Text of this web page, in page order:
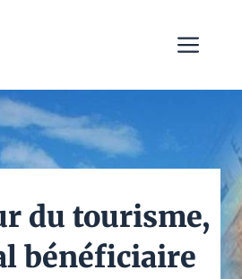
du tourisme,
bénéficiaire